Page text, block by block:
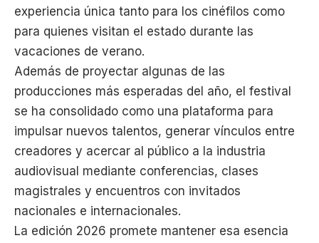
experiencia única tanto para los cinéfilos como
para quienes visitan el estado durante las
vacaciones de verano.
Además de proyectar algunas de las
producciones más esperadas del año, el festival
se ha consolidado como una plataforma para
impulsar nuevos talentos, generar vínculos entre
creadores y acercar al público a la industria
audiovisual mediante conferencias, clases
magistrales y encuentros con invitados
nacionales e internacionales.
La edición 2026 promete mantener esa esencia